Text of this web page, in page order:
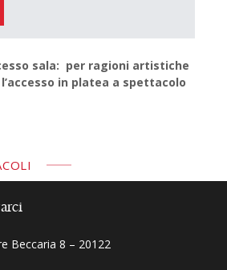
sala: per ragioni artistiche
in platea a spettacolo
Beccaria 8 – 20122